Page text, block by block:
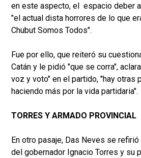
en este aspecto, el espacio deber
"el actual dista horrores de lo que
Chubut Somos Todos".
Fue por ello, que reiteró su
Catán y le pidió "que se corra",
voz y voto" en el partido, "hay otras
haciendo más por la vida partidaria".
TORRES Y ARMADO PROVINCIAL
En otro pasaje, Das Neves se refirió
del gobernador Ignacio Torres y su